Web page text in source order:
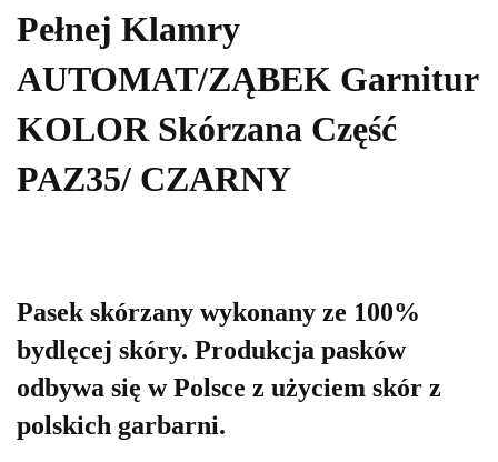
Pełnej Klamry
AUTOMAT/ZĄBEK Garnitur
KOLOR Skórzana Część
PAZ35/ CZARNY
Pasek skórzany wykonany ze 100%
bydlęcej skóry. Produkcja pasków
odbywa się w Polsce z użyciem skór z
polskich garbarni.